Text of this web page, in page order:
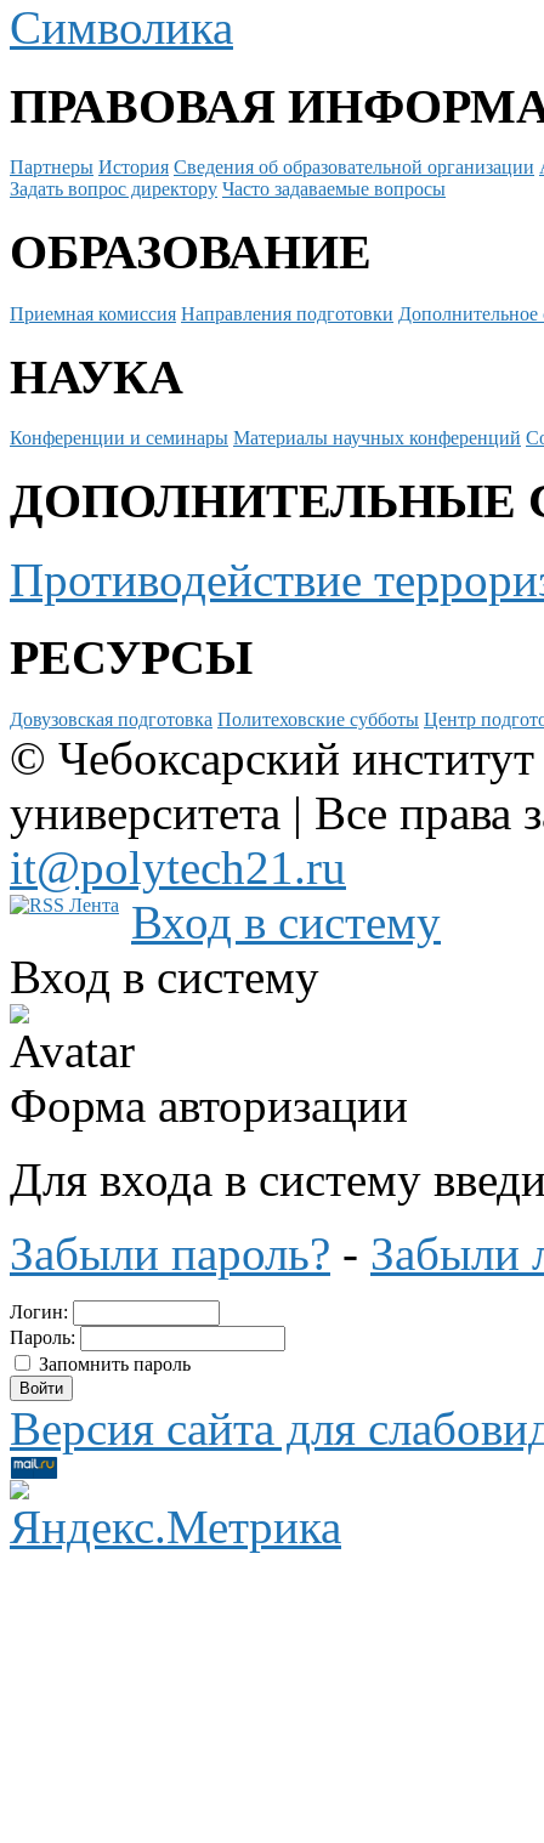
Символика
ПРАВОВАЯ
Партнеры История Сведения об образовательной организации
Задать вопрос директору Часто задаваемые вопросы
ОБРАЗОВАНИЕ
Приемная комиссия Направления подготовки Дополнительное
НАУКА
Конференции и семинары Материалы научных конференций
ДОПОЛНИТЕЛЬНЫЕ
Противодействие
РЕСУРСЫ
Довузовская подготовка Политеховские субботы Центр
© Чебоксарский
университета | Все
it@polytech21.ru
Вход в систему
Вход в систему
Форма авторизации
Для входа в систему
Забыли пароль? - Забыли
Логин:
Пароль:
Запомнить пароль
Версия сайта для